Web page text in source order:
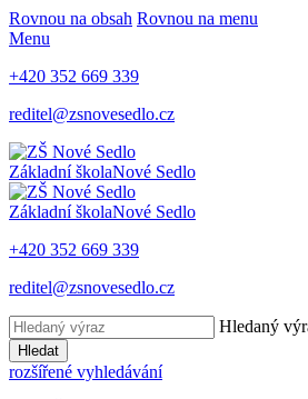
Rovnou na obsah Rovnou na menu
Menu
+420 352 669 339
reditel@zsnovesedlo.cz
Základní školaNové Sedlo
Základní školaNové Sedlo
+420 352 669 339
reditel@zsnovesedlo.cz
Hledaný
Hledat
rozšířené vyhledávání